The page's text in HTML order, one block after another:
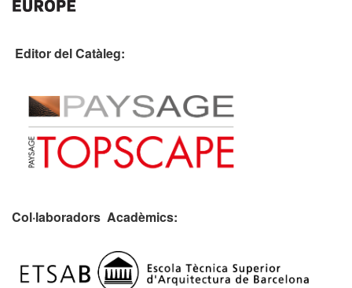
Editor del Catàleg:
Col·laboradors Acadèmics: